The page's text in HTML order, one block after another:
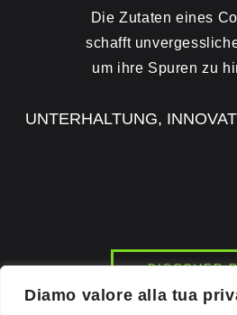
Diamo valore alla tua
Die Zutaten eines
schafft
um ihre Spuren zu
UNTERHALTUNG,
DISCOVER